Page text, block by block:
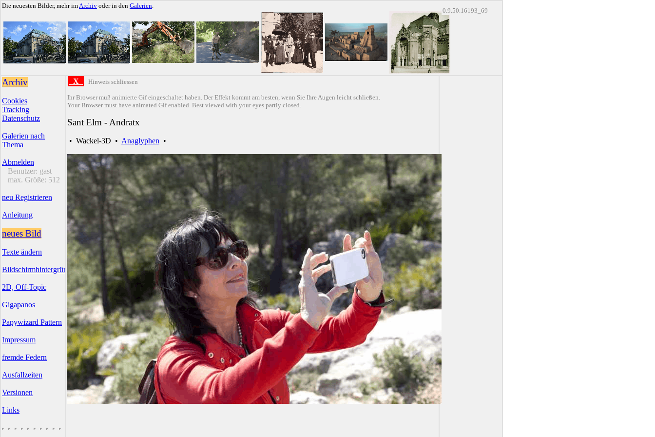
Die neuesten Bilder, mehr imArchiv oder in den Galerien.
0.9.50.16193_69
Archiv
Cookies
Tracking
Datenschutz
Galerien nach
Thema
Abmelden
Benutzer: gast
max. Größe: 512
neu Registrieren
Anleitung
neues Bild
Texte ändern
Bildschirmhintergründe
2D, Off-Topic
Gigapanos
Papywizard Pattern
Impressum
fremde Federn
Ausfallzeiten
Versionen
Links
X Hinweis schliessen
Ihr Browser muß animierte Gif eingeschaltet haben. Der Effekt kommt am besten, wenn Sie Ihre Augen leicht schließen.
Your Browser must have animated Gif enabled. Best viewed with your eyes partly closed.
Sant Elm - Andratx
• Wackel-3D • Anaglyphen •